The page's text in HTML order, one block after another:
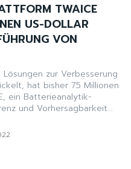
TWAICE
US-DOLLAR
VON
zur Verbesserung
hat bisher 75 Millionen
und Vorhersagbarkeit...